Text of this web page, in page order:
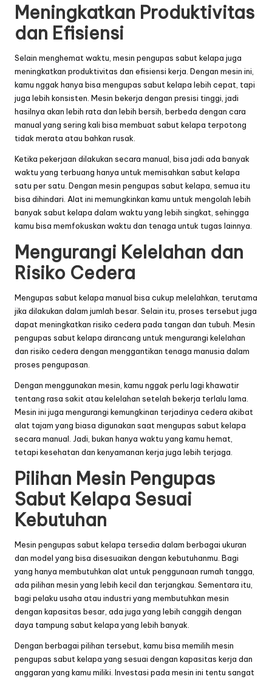
Meningkatkan Produktivitas
dan Efisiensi
Selain menghemat waktu, mesin pengupas sabut kelapa juga
meningkatkan produktivitas dan efisiensi kerja. Dengan mesin ini,
kamu nggak hanya bisa mengupas sabut kelapa lebih cepat, tapi
juga lebih konsisten. Mesin bekerja dengan presisi tinggi, jadi
hasilnya akan lebih rata dan lebih bersih, berbeda dengan cara
manual yang sering kali bisa membuat sabut kelapa terpotong
tidak merata atau bahkan rusak.
Ketika pekerjaan dilakukan secara manual, bisa jadi ada banyak
waktu yang terbuang hanya untuk memisahkan sabut kelapa
satu per satu. Dengan mesin pengupas sabut kelapa, semua itu
bisa dihindari. Alat ini memungkinkan kamu untuk mengolah lebih
banyak sabut kelapa dalam waktu yang lebih singkat, sehingga
kamu bisa memfokuskan waktu dan tenaga untuk tugas lainnya.
Mengurangi Kelelahan dan
Risiko Cedera
Mengupas sabut kelapa manual bisa cukup melelahkan, terutama
jika dilakukan dalam jumlah besar. Selain itu, proses tersebut juga
dapat meningkatkan risiko cedera pada tangan dan tubuh. Mesin
pengupas sabut kelapa dirancang untuk mengurangi kelelahan
dan risiko cedera dengan menggantikan tenaga manusia dalam
proses pengupasan.
Dengan menggunakan mesin, kamu nggak perlu lagi khawatir
tentang rasa sakit atau kelelahan setelah bekerja terlalu lama.
Mesin ini juga mengurangi kemungkinan terjadinya cedera akibat
alat tajam yang biasa digunakan saat mengupas sabut kelapa
secara manual. Jadi, bukan hanya waktu yang kamu hemat,
tetapi kesehatan dan kenyamanan kerja juga lebih terjaga.
Pilihan Mesin Pengupas
Sabut Kelapa Sesuai
Kebutuhan
Mesin pengupas sabut kelapa tersedia dalam berbagai ukuran
dan model yang bisa disesuaikan dengan kebutuhanmu. Bagi
yang hanya membutuhkan alat untuk penggunaan rumah tangga,
ada pilihan mesin yang lebih kecil dan terjangkau. Sementara itu,
bagi pelaku usaha atau industri yang membutuhkan mesin
dengan kapasitas besar, ada juga yang lebih canggih dengan
daya tampung sabut kelapa yang lebih banyak.
Dengan berbagai pilihan tersebut, kamu bisa memilih mesin
pengupas sabut kelapa yang sesuai dengan kapasitas kerja dan
anggaran yang kamu miliki. Investasi pada mesin ini tentu sangat